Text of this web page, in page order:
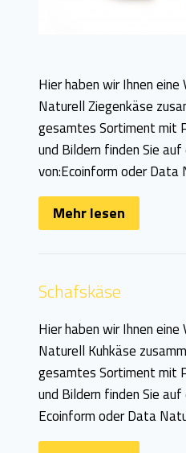
Hier haben wir Ihnen eine
Naturell Ziegenkäse
gesamtes Sortiment mit
und Bildern finden Sie
von:Ecoinform oder Data
Mehr lesen
Schafskäse
Hier haben wir Ihnen eine
Naturell Kuhkäse
gesamtes Sortiment mit
und Bildern finden Sie
Ecoinform oder Data